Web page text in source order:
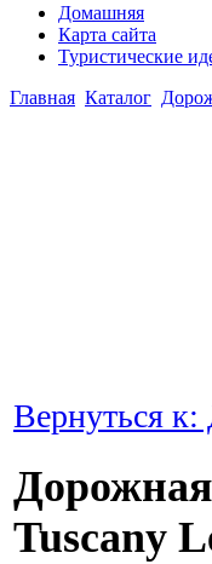
Домашняя
Карта сайта
Туристические
Главная Каталог
Вернуться
Tuscany